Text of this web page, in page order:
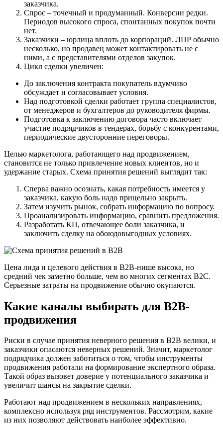
заказчика.
Спрос – точечный и продуманный. Конверсии редки.
Периодов высокого спроса, спонтанных покупок почти
нет.
Заказчики – юрлица вплоть до корпораций. ЛПР обычно
несколько, но продавец может контактировать не с
ними, а с представителями отделов закупок.
Цикл сделки увеличен:
До заключения контракта покупатель вдумчиво
обсуждает и согласовывает условия.
Над подготовкой сделки работает группа специалистов,
от менеджеров и бухгалтеров до руководителя фирмы.
Подготовка к заключению договора часто включает
участие подрядчиков в тендерах, борьбу с конкурентами,
периодические двусторонние переговоры.
Целью маркетолога, работающего над продвижением,
становится не только привлечение новых клиентов, но и
удержание старых. Схема принятия решений выглядит так:
Сперва важно осознать, какая потребность имеется у
заказчика, какую боль надо прицельно закрыть.
Затем изучить рынок, собрать информацию по вопросу.
Проанализировать информацию, сравнить предложения.
Разработать КП, отвечающее боли заказчика, и
заключить сделку на обоюдовыгодных условиях.
Цена лида и целевого действия в B2B-нише высока, но
средний чек заметно больше, чем во многих сегментах В2С.
Серьезные затраты на продвижение обычно окупаются.
Какие каналы выбирать для B2B-
продвижения
Риски в случае принятия неверного решения в B2B велики, и
заказчики опасаются неверных решений. Значит, маркетолог
подрядчика должен заботиться о том, чтобы инструменты
продвижения работали на формирование экспертного образа.
Такой образ вызовет доверие у потенциального заказчика и
увеличит шансы на закрытие сделки.
Работают над продвижением в нескольких направлениях,
комплексно используя ряд инструментов. Рассмотрим, какие
из них позволяют действовать наиболее эффективно.